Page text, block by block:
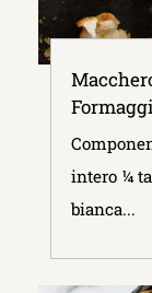
intero ¼
bianca...